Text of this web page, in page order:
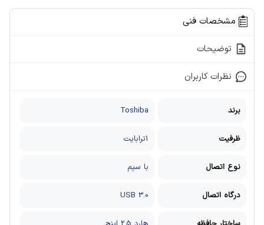
مشخصات فنی
توضیحات
نظرات کاربران
برند Toshiba
ظرفیت 1ترابایت
نوع اتصال با سیم
درگاه اتصال USB 3.0